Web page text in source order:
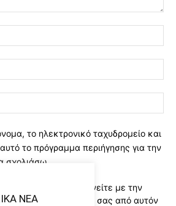
το ηλεκτρονικό ταχυδρομείο και
το πρόγραμμα περιήγησης για την
σχολιάσω.
το έντυπο συμφωνείτε με την
των δεδομένων σας από αυτόν
NEA